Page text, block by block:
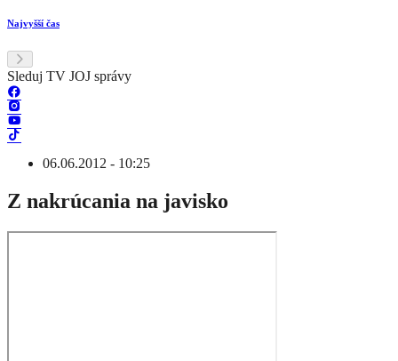
Najvyšší čas
Sleduj TV JOJ správy
06.06.2012 - 10:25
Z nakrúcania na javisko